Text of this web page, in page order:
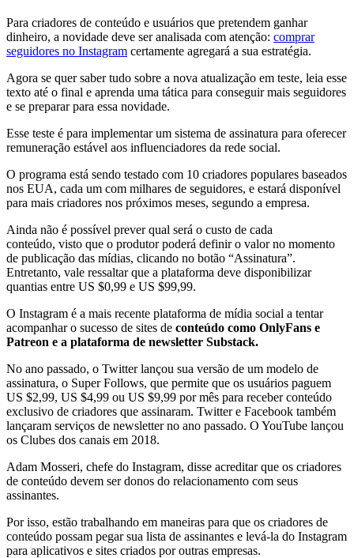
Para criadores de conteúdo e usuários que pretendem ganhar
dinheiro, a novidade deve ser analisada com atenção: comprar
seguidores no Instagram certamente agregará a sua estratégia.
Agora se quer saber tudo sobre a nova atualização em teste, leia esse
texto até o final e aprenda uma tática para conseguir mais seguidores
e se preparar para essa novidade.
Esse teste é para implementar um sistema de assinatura para oferecer
remuneração estável aos influenciadores da rede social.
O programa está sendo testado com 10 criadores populares baseados
nos EUA, cada um com milhares de seguidores, e estará disponível
para mais criadores nos próximos meses, segundo a empresa.
Ainda não é possível prever qual será o custo de cada
conteúdo, visto que o produtor poderá definir o valor no momento
de publicação das mídias, clicando no botão “Assinatura”.
Entretanto, vale ressaltar que a plataforma deve disponibilizar
quantias entre US $0,99 e US $99,99.
O Instagram é a mais recente plataforma de mídia social a tentar
acompanhar o sucesso de sites de conteúdo como OnlyFans e
Patreon e a plataforma de newsletter Substack.
No ano passado, o Twitter lançou sua versão de um modelo de
assinatura, o Super Follows, que permite que os usuários paguem
US $2,99, US $4,99 ou US $9,99 por mês para receber conteúdo
exclusivo de criadores que assinaram. Twitter e Facebook também
lançaram serviços de newsletter no ano passado. O YouTube lançou
os Clubes dos canais em 2018.
Adam Mosseri, chefe do Instagram, disse acreditar que os criadores
de conteúdo devem ser donos do relacionamento com seus
assinantes.
Por isso, estão trabalhando em maneiras para que os criadores de
conteúdo possam pegar sua lista de assinantes e levá-la do Instagram
para aplicativos e sites criados por outras empresas.